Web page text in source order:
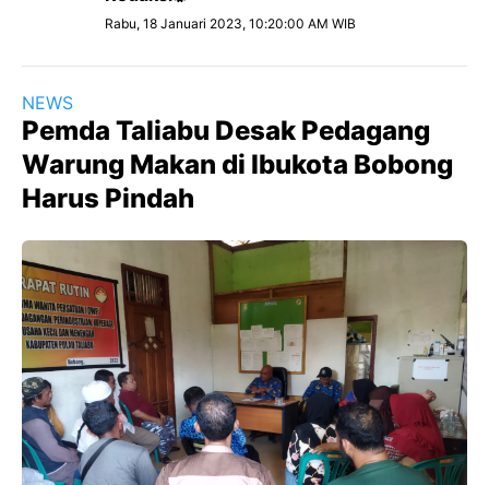
Rabu, 18 Januari 2023, 10:20:00 AM WIB
NEWS
Pemda Taliabu Desak Pedagang
Warung Makan di Ibukota Bobong
Harus Pindah